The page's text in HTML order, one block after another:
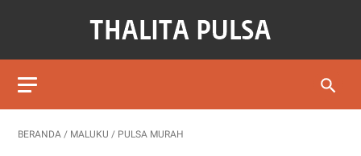
BERANDA / MALUKU / PULSA MURAH